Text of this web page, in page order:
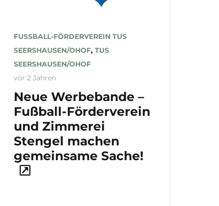
FUSSBALL-FÖRDERVEREIN TUS S
EERSHAUSEN/OHOF , TUS
SEERSHAUSEN/OHOF
vor 2 Jahren
Neue Werbebande –
Fußball-Förderverein
und Zimmerei
Stengel machen
gemeinsame Sache!